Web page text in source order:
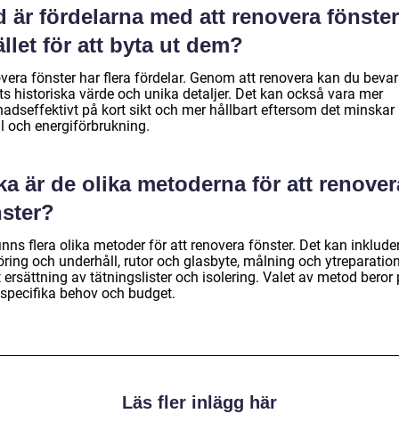
är fördelarna med att renovera fönster
för att byta ut dem?
fönster har flera fördelar. Genom att renovera kan du
historiska värde och unika detaljer. Det kan också vara mer
på kort sikt och mer hållbart eftersom det minskar
och energiförbrukning.
är de olika metoderna för att
flera olika metoder för att renovera fönster. Det kan
och underhåll, rutor och glasbyte, målning och
ersättning av tätningslister och isolering. Valet av metod beror
behov och budget.
Läs fler inlägg här